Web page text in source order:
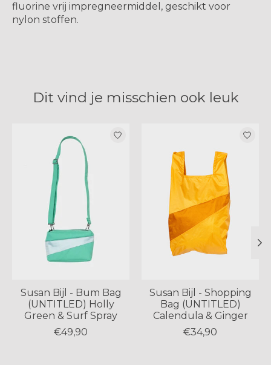
fluorine vrij impregneermiddel, geschikt voor
nylon stoffen.
Dit vind je misschien ook leuk
Items van productcarrousel
Susan Bijl - Bum Bag
(UNTITLED) Holly
Green & Surf Spray
€49,90
Susan Bijl - Shopping
Bag (UNTITLED)
Calendula & Ginger
€34,90